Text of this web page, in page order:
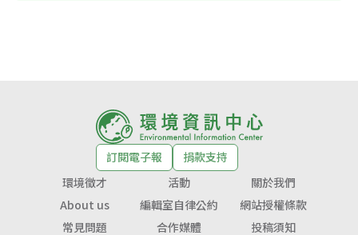
訂閱電子報
捐款支持
環境徵才
活動
關於我們
About us
編輯室自律公約
網站授權條款
常見問題
合作媒體 投稿須知